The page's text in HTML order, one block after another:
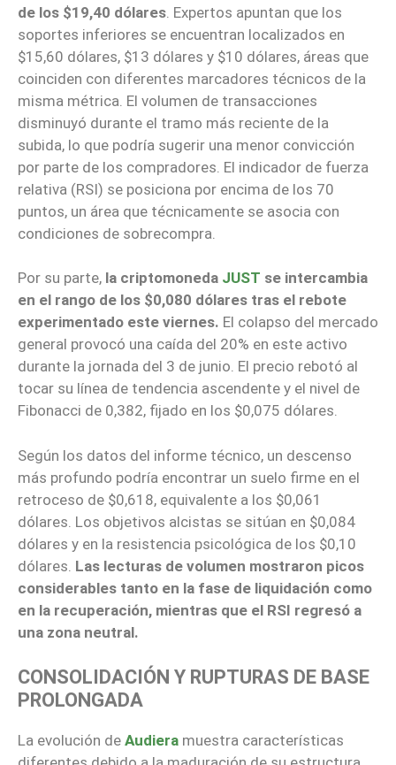
de los $19,40 dólares . Expertos apuntan que los
soportes inferiores se encuentran localizados en
$15,60 dólares, $13 dólares y $10 dólares, áreas que
coinciden con diferentes marcadores técnicos de la
misma métrica. El volumen de transacciones
disminuyó durante el tramo más reciente de la
subida, lo que podría sugerir una menor convicción
por parte de los compradores. El indicador de fuerza
relativa (RSI) se posiciona por encima de los 70
puntos, un área que técnicamente se asocia con
condiciones de sobrecompra.
Por su parte, la criptomoneda JUST se intercambia
en el rango de los $0,080 dólares tras el rebote
experimentado este viernes. El colapso del mercado
general provocó una caída del 20% en este activo
durante la jornada del 3 de junio. El precio rebotó al
tocar su línea de tendencia ascendente y el nivel de
Fibonacci de 0,382, fijado en los $0,075 dólares.
Según los datos del informe técnico, un descenso
más profundo podría encontrar un suelo firme en el
retroceso de $0,618, equivalente a los $0,061
dólares. Los objetivos alcistas se sitúan en $0,084
dólares y en la resistencia psicológica de los $0,10
dólares. Las lecturas de volumen mostraron picos
considerables tanto en la fase de liquidación como
en la recuperación, mientras que el RSI regresó a
una zona neutral.
CONSOLIDACIÓN Y RUPTURAS DE BASE
PROLONGADA
La evolución de Audiera muestra características